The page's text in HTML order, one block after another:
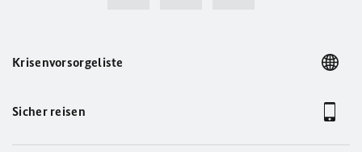
Krisenvorsorgeliste
Sicher reisen